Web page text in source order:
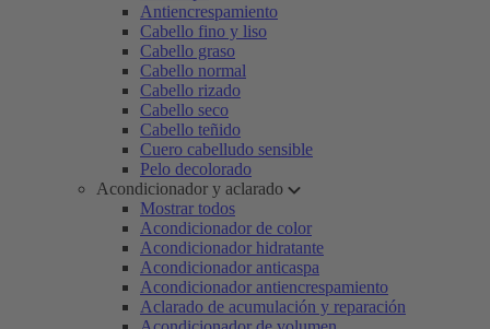
Antiencrespamiento
Cabello fino y liso
Cabello graso
Cabello normal
Cabello rizado
Cabello seco
Cabello teñido
Cuero cabelludo sensible
Pelo decolorado
Acondicionador y aclarado
Mostrar todos
Acondicionador de color
Acondicionador hidratante
Acondicionador anticaspa
Acondicionador antiencrespamiento
Aclarado de acumulación y reparación